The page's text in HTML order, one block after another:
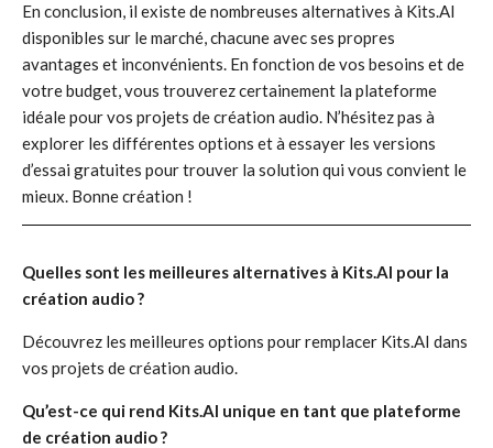
En conclusion, il existe de nombreuses alternatives à Kits.AI
disponibles sur le marché, chacune avec ses propres
avantages et inconvénients. En fonction de vos besoins et de
votre budget, vous trouverez certainement la plateforme
idéale pour vos projets de création audio. N’hésitez pas à
explorer les différentes options et à essayer les versions
d’essai gratuites pour trouver la solution qui vous convient le
mieux. Bonne création !
Quelles sont les meilleures alternatives à Kits.AI pour la
création audio ?
Découvrez les meilleures options pour remplacer Kits.AI dans
vos projets de création audio.
Qu’est-ce qui rend Kits.AI unique en tant que plateforme
de création audio ?